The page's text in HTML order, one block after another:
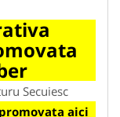
Secuiesc
aici